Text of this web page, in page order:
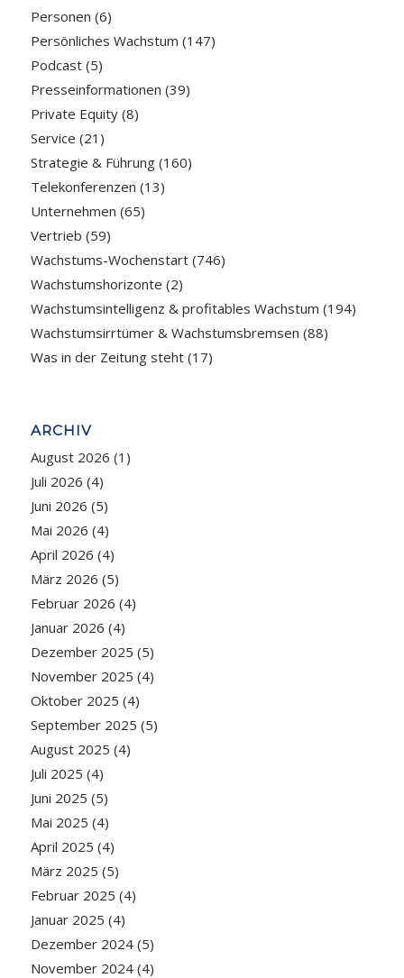
Personen (6)
Persönliches Wachstum (147)
Podcast(5)
Presseinformationen (39)
Private Equity(8)
Service (21)
Strategie & Führung(160)
Telekonferenzen (13)
Unternehmen (65)
Vertrieb (59)
Wachstums-Wochenstart(746)
Wachstumshorizonte (2)
Wachstumsintelligenz & profitables Wachstum (194)
Wachstumsirrtümer & Wachstumsbremsen (88)
Was in der Zeitung steht(17)
ARCHIV
August 2026 (1)
Juli 2026 (4)
Juni 2026 (5)
Mai 2026 (4)
April 2026 (4)
März 2026 (5)
Februar 2026 (4)
Januar 2026 (4)
Dezember 2025 (5)
November 2025 (4)
Oktober 2025 (4)
September 2025 (5)
August 2025 (4)
Juli 2025 (4)
Juni 2025 (5)
Mai 2025 (4)
April 2025 (4)
März 2025 (5)
Februar 2025 (4)
Januar 2025 (4)
Dezember 2024(5)
November 2024(4)